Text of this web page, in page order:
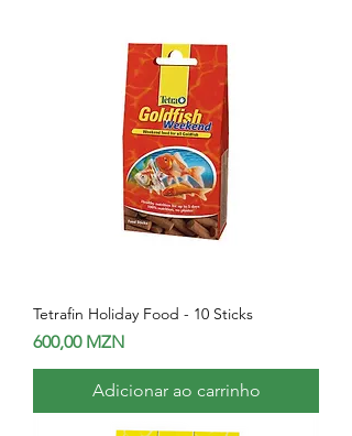
Tetrafin Holiday Food - 10 Sticks
Preço
600,00 MZN
Adicionar ao carrinho